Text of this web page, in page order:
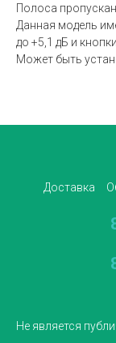
Полоса
Данная модель
до +5,1 дБ и
Может быть
Доставка
Не является